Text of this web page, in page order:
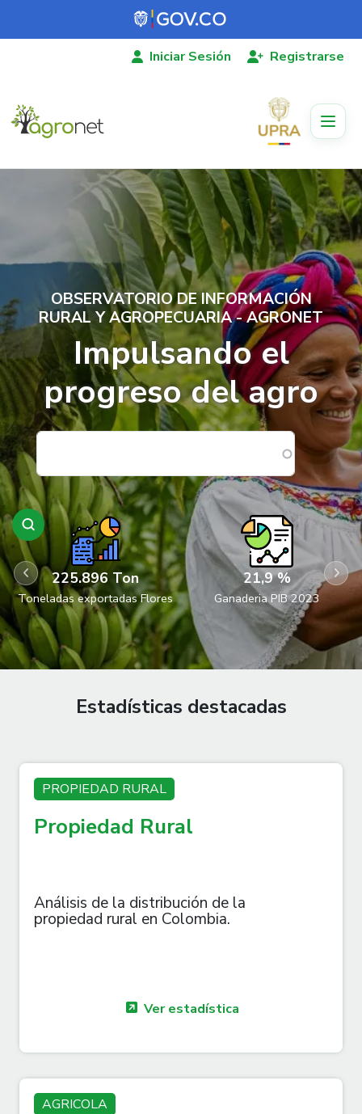
Pasar al contenido principal
Iniciar Sesión Registrarse
OBSERVATORIO DE INFORMACIÓN
RURAL Y AGROPECUARIA - AGRONET
Impulsando el
progreso del agro
225.896 Ton
Toneladas exportadas Flores
21,9 %
Ganaderia PIB 2023
Estadísticas destacadas
PROPIEDAD RURAL
Propiedad Rural
Análisis de la distribución de la
propiedad rural en Colombia.
Ver estadística
AGRICOLA